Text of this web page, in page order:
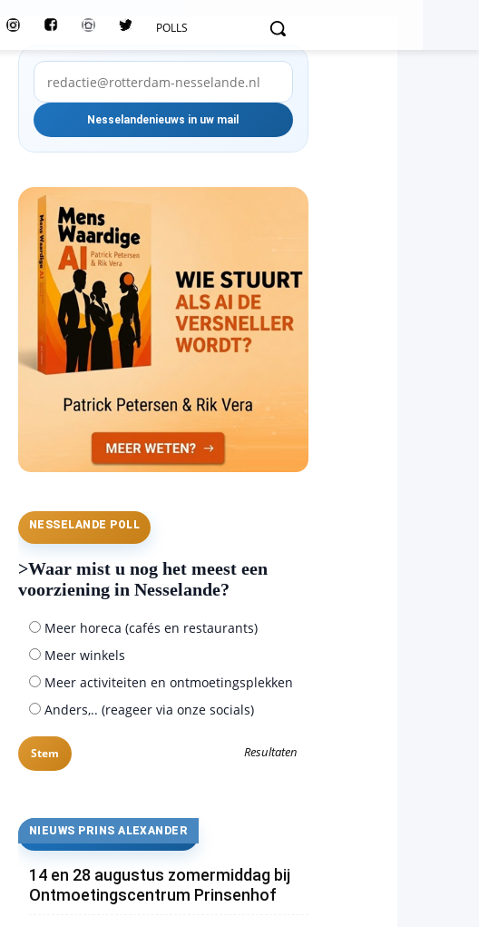
POLLS
NESSELANDE POLL
>Waar mist u nog het meest een
voorziening in Nesselande?
Meer horeca (cafés en restaurants)
Meer winkels
Meer activiteiten en ontmoetingsplekken
Anders,.. (reageer via onze socials)
Resultaten
NIEUWS PRINS ALEXANDER
14 en 28 augustus zomermiddag bij
Ontmoetingscentrum Prinsenhof